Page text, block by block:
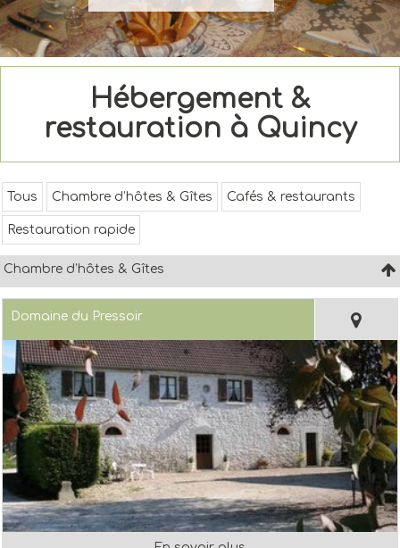
Hébergement &
restauration à Quincy
Tous Chambre d’hôtes & Gîtes Cafés & restaurants
Restauration rapide
Chambre d’hôtes & Gîtes
Domaine du Pressoir